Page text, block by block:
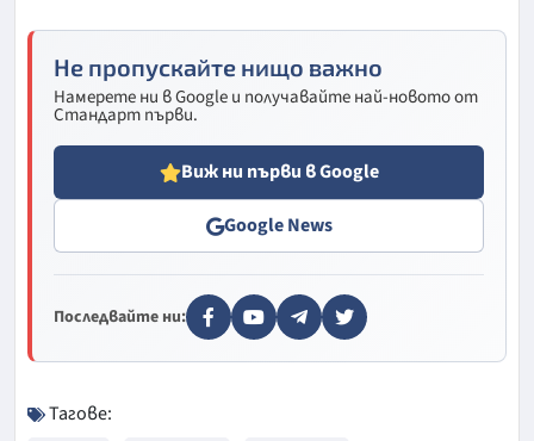
Не пропускайте нищо важно
Намерете ни в Google и получавайте най-новото от
Стандарт първи.
Виж ни първи в Google
Google News
Последвайте ни:
Тагове: